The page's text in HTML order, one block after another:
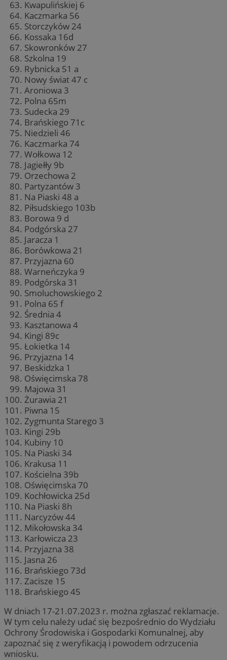
Kwapulińskiej 6
Kaczmarka 56
Storczyków 24
Kossaka 16d
Skowronków 27
Szkolna 19
Rybnicka 51 a
Nowy świat 47 c
Aroniowa 3
Polna 65m
Sudecka 29
Brańskiego 71c
Niedzieli 46
Kaczmarka 74
Wołkowa 12
Jagiełły 9b
Orzechowa 2
Partyzantów 3
Na Piaski 48 a
Piłsudskiego 103b
Borowa 9 d
Podgórska 27
Jaracza 1
Borówkowa 21
Przyjazna 60
Warneńczyka 9
Podgórska 31
Smoluchowskiego 2
Polna 65 f
Średnia 4
Kasztanowa 4
Kingi 89c
Łokietka 14
Przyjazna 14
Beskidzka 1
Oświęcimska 78
Majowa 31
Żurawia 21
Piwna 15
Zygmunta Starego 3
Kingi 29b
Kubiny 10
Na Piaski 34
Krakusa 11
Kościelna 39b
Oświęcimska 70
Kochłowicka 25d
Na Piaski 8h
Narcyzów 44
Mikołowska 34
Karłowicza 23
Przyjazna 38
Jasna 26
Brańskiego 73d
Zacisze 15
Brańskiego 45
W dniach 17-21.07.2023 r. można zgłaszać reklamacje.
W tym celu należy udać się bezpośrednio do Wydziału
Ochrony Środowiska i Gospodarki Komunalnej, aby
zapoznać się z weryfikacją i powodem odrzucenia
wniosku.